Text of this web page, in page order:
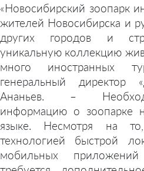
«Новосибирский зоопарк
жителей Новосибирска и
других городов и
уникальную коллекцию
много иностранных
генеральный директор
Ананьев. –
информацию о зоопарке
языке. Несмотря на
технологией быстрой
мобильных